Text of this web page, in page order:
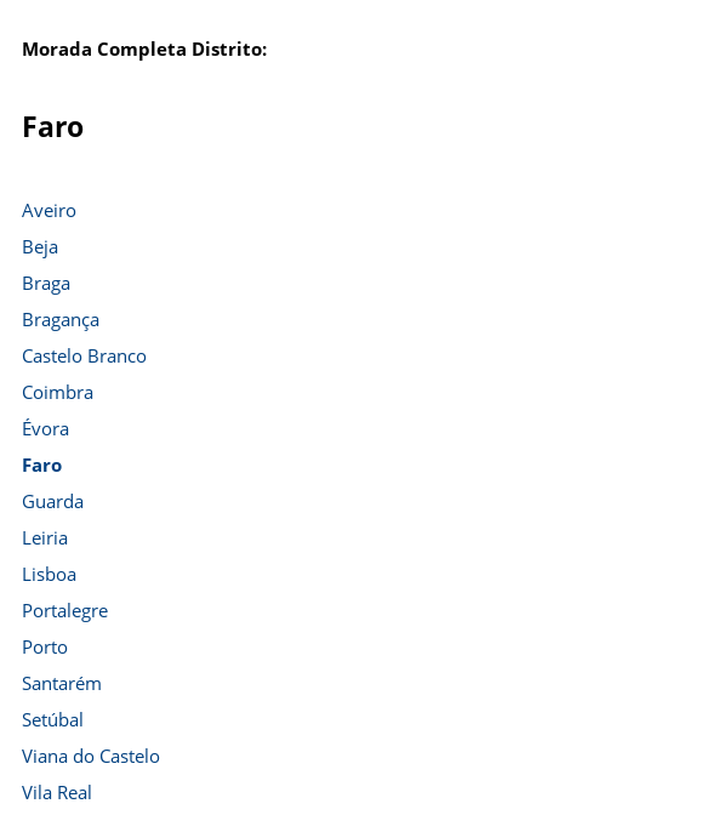
Morada Completa Distrito:
Faro
Aveiro
Beja
Braga
Bragança
Castelo Branco
Coimbra
Évora
Faro
Guarda
Leiria
Lisboa
Portalegre
Porto
Santarém
Setúbal
Viana do Castelo
Vila Real